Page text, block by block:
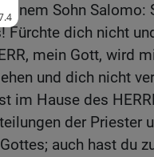
seinem Sohn
Fürchte dich nicht
mein Gott, wird
und dich nicht
im Hause des
der Priester
auch hast du